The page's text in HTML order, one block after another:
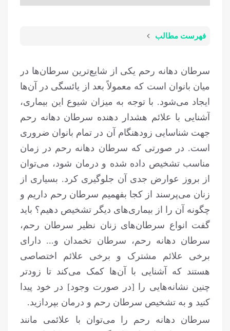
فهرست مطالب
سرطان دهانه رحم یکی از شایع‌ترین سرطان‌ها در
میان بانوان است که معمولاً بعد از یائسگی در آن‌ها
ایجاد می‌شود. با توجه به میزان شیوع این بیماری،
آشنایی با علائم هشدار دهنده سرطان دهانه رحم
جهت شناسایی زودهنگام آن در تمام بانوان ضروری
است. در صورتی که سرطان دهانه رحم در زمان
مناسب تشخیص داده شده و درمان شود، می‌توان
از بروز عوارض جدی آن جلوگیری کرد. بسیاری از
زنان می‌پرسند از کجا بفهمیم سرطان رحم داریم و
چگونه آن را از بیماری‌های دیگر تشخیص دهیم؟ باید
گفت انواع سرطان‌های زنان نظیر سرطان رحم،
سرطان دهانه رحم، سرطان تخمدان و... دارای
برخی علائم مشترک و برخی علائم اختصاصی
هستند که آشنایی با آن‌ها کمک می‌کند تا زودتر
چنین نشانه‌هایی را [در صورت وجود] در خود پیدا
کنید و به تشخیص سرطان رحم و درمان بپردازید.
سرطان دهانه رحم را می‌توان با علائمی مانند